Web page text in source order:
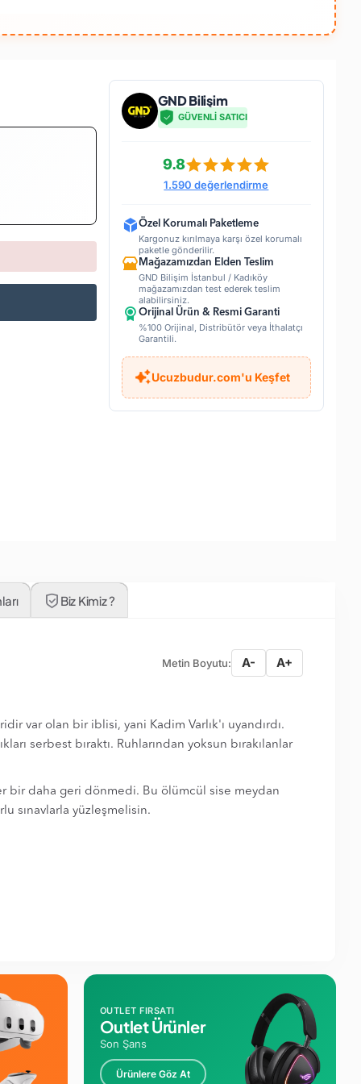
GND Bilişim
GÜVENLİ SATICI
9.8
1.590 değerlendirme
Özel Korumalı Paketleme
Kargonuz kırılmaya karşı özel korumalı
paketle gönderilir.
Mağazamızdan Elden Teslim
GND Bilişim İstanbul / Kadıköy
mağazamızdan test ederek teslim
alabilirsiniz.
Orijinal Ürün & Resmi Garanti
%100 Orijinal, Distribütör veya İthalatçı
Garantili.
Ucuzbudur.com'u Keşfet
Biz Kimiz ?
Metin Boyutu: A- A+
var olan bir iblisi, yani Kadim Varlık'ı uyandırdı.
serbest bıraktı. Ruhlarından yoksun bırakılanlar
bir daha geri dönmedi. Bu ölümcül sise meydan
sınavlarla yüzleşmelisin.
OUTLET FIRSATI
Outlet Ürünler
Son Şans
Ürünlere Göz At